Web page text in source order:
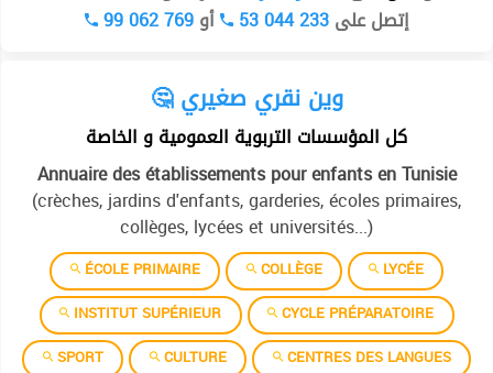
إتصل على53 044 233 أو99 062 769
🤔 وين نقري صغيري
كل المؤسسات التربوية العمومية و الخاصة
Annuaire des établissements pour enfants en Tunisie
(crèches, jardins d'enfants, garderies, écoles primaires,
collèges, lycées et universités...)
ÉCOLE PRIMAIRE COLLÈGE
LYCÉE
INSTITUT SUPÉRIEUR
CYCLE PRÉPARATOIRE
SPORT
CULTURE CENTRES DES LANGUES